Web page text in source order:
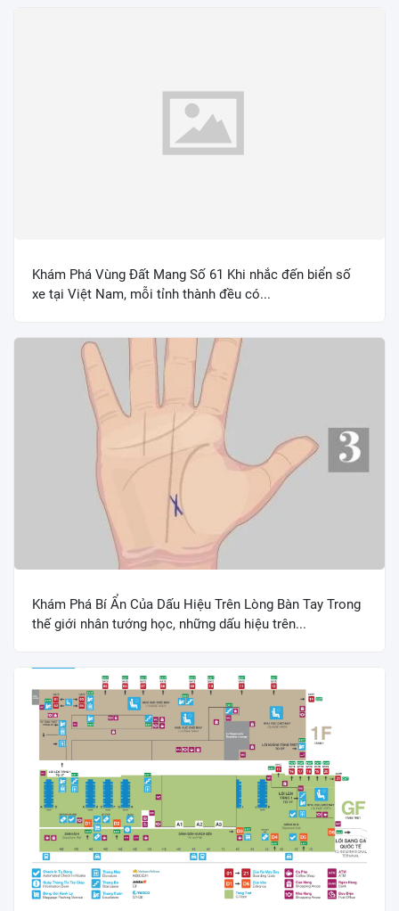
Khám Phá Vùng Đất Mang Số 61 Khi nhắc đến biển số
xe tại Việt Nam, mỗi tỉnh thành đều có...
Khám Phá Bí Ẩn Của Dấu Hiệu Trên Lòng Bàn Tay Trong
thế giới nhân tướng học, những dấu hiệu trên...